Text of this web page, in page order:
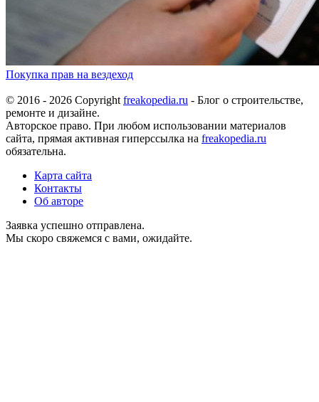
Покупка прав на вездеход
© 2016 - 2026 Copyrightfreakopedia.ru - Блог о строительстве,
ремонте и дизайне.
Авторское право. При любом использовании материалов
сайта, прямая активная гиперссылка на freakopedia.ru
обязательна.
Карта сайта
Контакты
Об авторе
Заявка успешно отправлена.
Мы скоро свяжемся с вами, ожидайте.